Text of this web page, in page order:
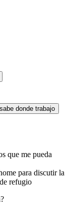
donde trabajo
que me pueda
para discutir la
refugio